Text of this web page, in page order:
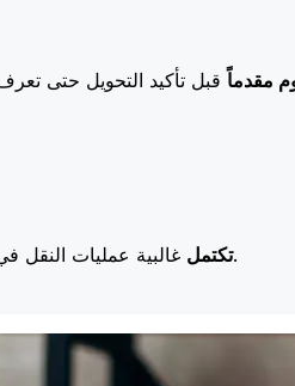
مقدماً
تكتملغالبية عمليات النقل في اليوم نفسه. نحن ندرك أن التوقيت مهم عندما يتعلق الأمر بأموالك.